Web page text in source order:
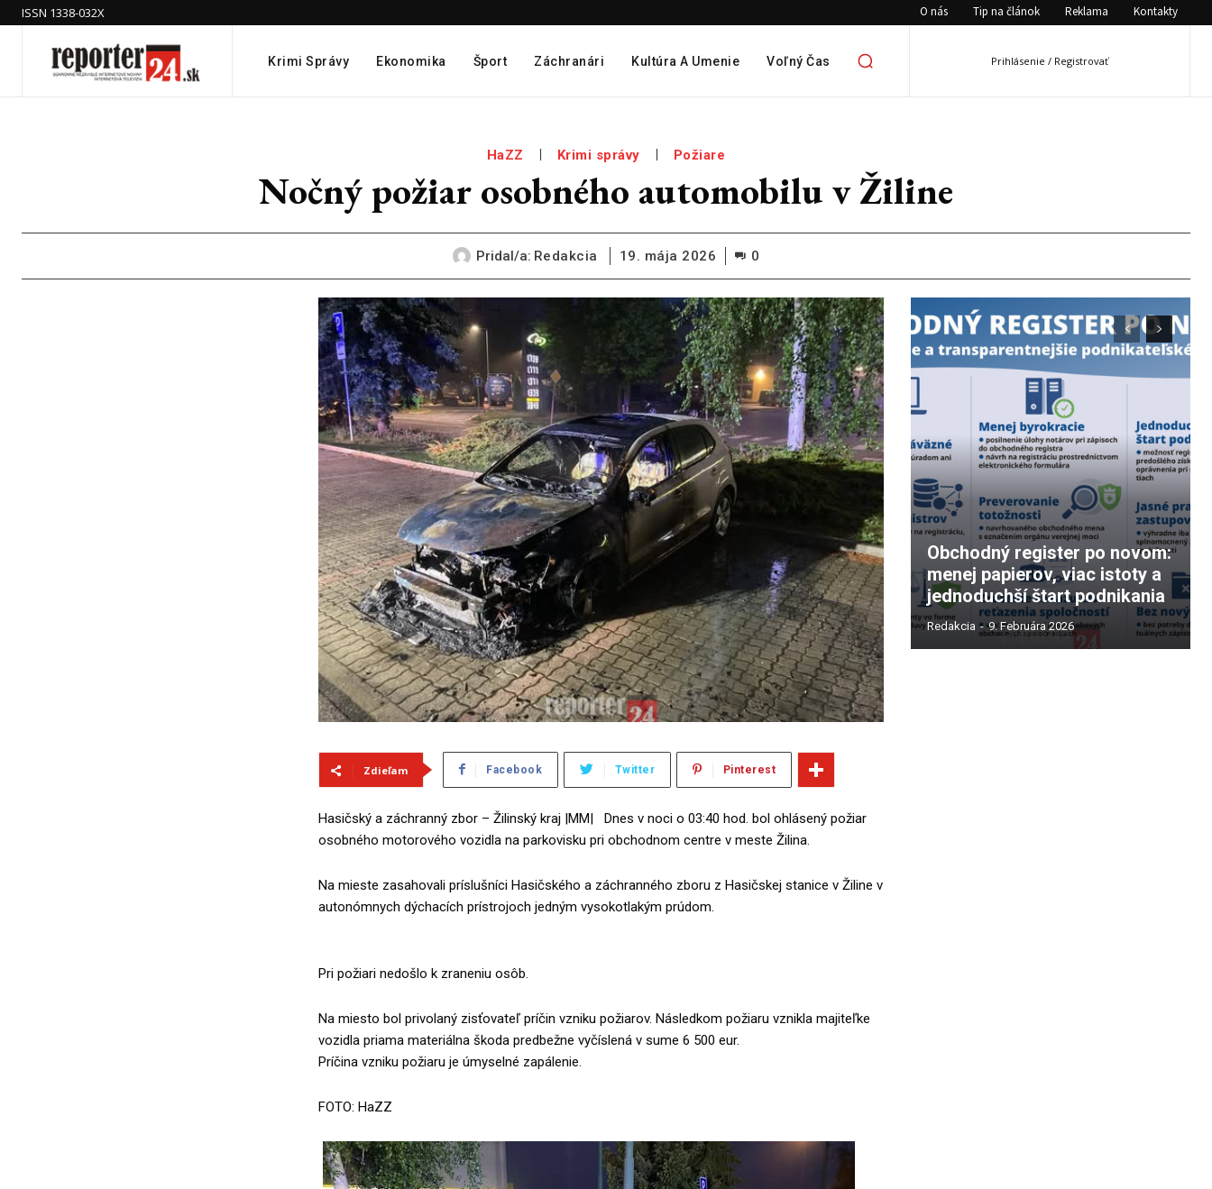
ISSN 1338-032X O nás Tip na článok Reklama Kontakty
Krimi Správy Ekonomika Šport Záchranári Kultúra A Umenie Voľný Čas Prihlásenie / Registrovať
HaZZ Krimi správy Požiare
Nočný požiar osobného automobilu v Žiline
Pridal/a: Redakcia 19. mája 2026 0
Zdieľam Facebook Twitter Pinterest
Hasičský a záchranný zbor – Žilinský kraj |MM| Dnes v noci o 03:40 hod. bol ohlásený požiar
osobného motorového vozidla na parkovisku pri obchodnom centre v meste Žilina.
Na mieste zasahovali príslušníci Hasičského a záchranného zboru z Hasičskej stanice v Žiline v
autonómnych dýchacích prístrojoch jedným vysokotlakým prúdom.
Pri požiari nedošlo k zraneniu osôb.
Na miesto bol privolaný zisťovateľ príčin vzniku požiarov. Následkom požiaru vznikla majiteľke
vozidla priama materiálna škoda predbežne vyčíslená v sume 6 500 eur.
Príčina vzniku požiaru je úmyselné zapálenie.
FOTO: HaZZ
Obchodný register po novom:
menej papierov, viac istoty a
jednoduchší štart podnikania
Redakcia - 9. Februára 2026